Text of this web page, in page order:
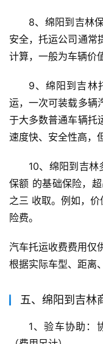
8、绵阳到吉林
安全，托运公司通常
计算，一般为车辆价
9、绵阳到吉林
运，一次可装载多辆
于大多数普通车辆托
速度快、安全性高，
10、绵阳到吉
保额 的基础保险，
之三 收取。例如，
险费。
汽车托运收费费用仅
根据实际车型、距离
五、绵阳到吉林
1、验车协助：